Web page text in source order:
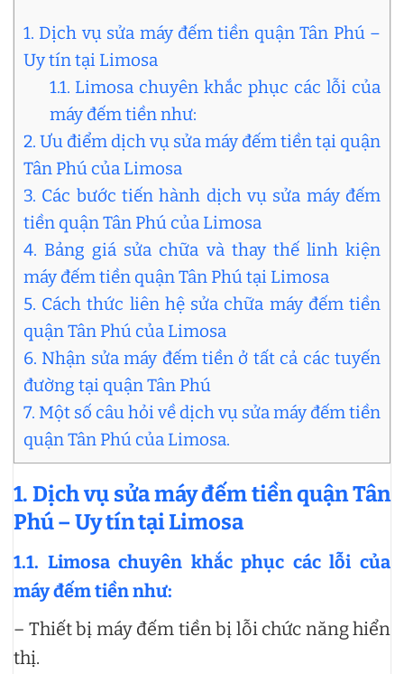
1. Dịch vụ sửa máy đếm tiền quận Tân Phú –
Uy tín tại Limosa
1.1. Limosa chuyên khắc phục các lỗi của
máy đếm tiền như:
2. Ưu điểm dịch vụ sửa máy đếm tiền tại quận
Tân Phú của Limosa
3. Các bước tiến hành dịch vụ sửa máy đếm
tiền quận Tân Phú của Limosa
4. Bảng giá sửa chữa và thay thế linh kiện
máy đếm tiền quận Tân Phú tại Limosa
5. Cách thức liên hệ sửa chữa máy đếm tiền
quận Tân Phú của Limosa
6. Nhận sửa máy đếm tiền ở tất cả các tuyến
đường tại quận Tân Phú
7. Một số câu hỏi về dịch vụ sửa máy đếm tiền
quận Tân Phú của Limosa.
1. Dịch vụ sửa máy đếm tiền quận Tân
Phú – Uy tín tại Limosa
1.1. Limosa chuyên khắc phục các lỗi của
máy đếm tiền như:
– Thiết bị máy đếm tiền bị lỗi chức năng hiển
thị.